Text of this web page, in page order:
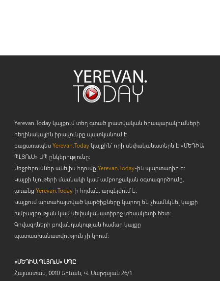
Yerevan.Today կայքում տեղ գտած լրատվական հրապարակումների
հեղինակային իրավունքը պատկանում է
բացառապես Yerevan.Todayկայքին` որի սեփականատերն է «ՄԵԴԻԱ
ՊԼՅՈւՍ» ՍՊ ընկերությունը։
Մեջբերումներ անելիս հղումը Yerevan.Today-ին պարտադիր է:
Կայքի նյութերի մասնակի կամ ամբողջական օգտագործումը,
առանց Yerevan.Today-ի հղման, արգելվում է:
Կայքում արտահայտված կարծիքները կարող են չհամնկնել կայքի
խմբագրության կամ սեփականատիրոջ տեսակետի հետ:
Գովազդների բովանդակության համար կայքը
պատասխանատվություն չի կրում:
«ՄԵԴԻԱ ՊԼՅՈւՍ» ՍՊԸ
Հայաստան, 0010 Երևան, Վ. Սարգսյան 26/1